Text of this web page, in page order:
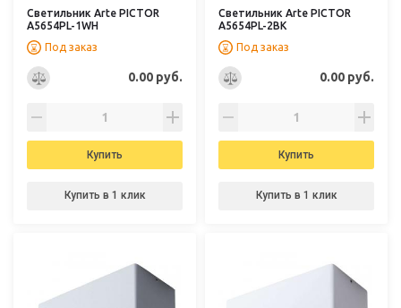
Светильник Arte PICTOR
A5654PL-1WH
Под заказ
0.00 руб.
Купить
Купить в 1 клик
Светильник Arte PICTOR
A5654PL-2BK
Под заказ
0.00 руб.
Купить
Купить в 1 клик